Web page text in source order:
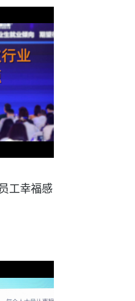
工幸福感